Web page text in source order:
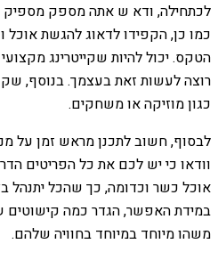
לכתחילה, ודא ש אתה מספק מספיק
כמו כן, הקפידו לדאוג להגשת אוכל
הטקס. יכול להיות שקייטרינג
רוצה לעשות זאת בעצמך. בנוסף,
כגון מוזיקה או משחקים.
לבסוף, חשוב לתכנן מראש זמן על
וודאו כי יש לכם את כל הפריטים
אוכל כשר וכדומה, כך שהכל יתנהל
במידת האפשר, הגדר כמה קישוטים
משהו מיוחד במיוחד בחוויה שלהם.